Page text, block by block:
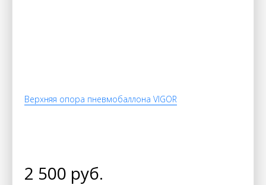
Верхняя опора пневмобаллона VIGOR
2 500 руб.